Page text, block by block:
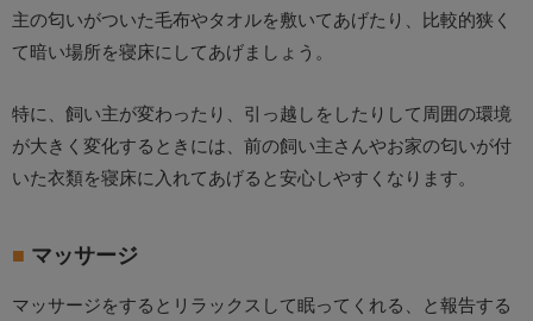
主の匂いがついた毛布やタオルを敷いてあげたり、比較的狭く
て暗い場所を寝床にしてあげましょう。
特に、飼い主が変わったり、引っ越しをしたりして周囲の環境
が大きく変化するときには、前の飼い主さんやお家の匂いが付
いた衣類を寝床に入れてあげると安心しやすくなります。
マッサージ
マッサージをするとリラックスして眠ってくれる、と報告する